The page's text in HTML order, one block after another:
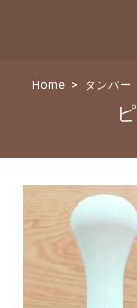
Home タンパー